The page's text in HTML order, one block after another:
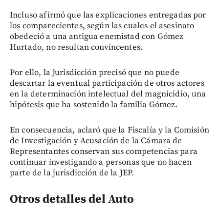
Incluso afirmó que las explicaciones entregadas por
los comparecientes, según las cuales el asesinato
obedeció a una antigua enemistad con Gómez
Hurtado, no resultan convincentes.
Por ello, la Jurisdicción precisó que no puede
descartar la eventual participación de otros actores
en la determinación intelectual del magnicidio, una
hipótesis que ha sostenido la familia Gómez.
En consecuencia, aclaró que la Fiscalía y la Comisión
de Investigación y Acusación de la Cámara de
Representantes conservan sus competencias para
continuar investigando a personas que no hacen
parte de la jurisdicción de la JEP.
Otros detalles del Auto